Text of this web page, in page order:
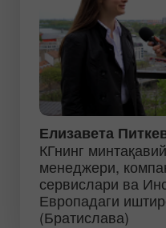
Елизавета
КГнинг
менеджери,
сервислари ва
Европадаги
(Братислава)